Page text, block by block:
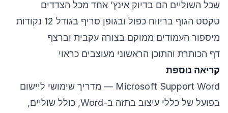
שכל השוליים הם בדיוק אינץ’ אחד מכל הצדדים
טקסט הגוף בריווח כפול ובגופן סריף בגודל 12 נקודות
מיספור העמודים ממוקם בצורה עקבית וברצף
דף הכותרת והתוכן הראשוני מעוצבים כראוי
קריאה נוספת
Microsoft Support Word — מדריך שימושי ליישום
בפועל של כללי עיצוב בתזה ב-Word, כולל שוליים,